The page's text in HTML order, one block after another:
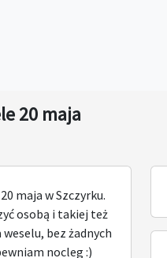
20 maja
maja w Szczyrku.
osobą i takiej też
bez żadnych
nocleg :)